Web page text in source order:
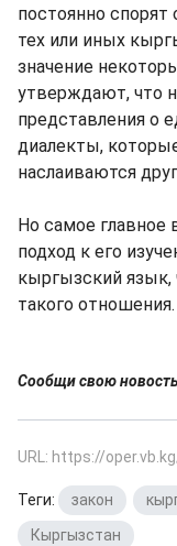
постоянно
тех или иных
значение
утверждают, что
представления о
диалекты,
наслаиваются
Но самое главное
подход к его
кыргызский язык,
такого отношения.
Сообщи свою
URL: https://
Теги: закон
Кыргызстан